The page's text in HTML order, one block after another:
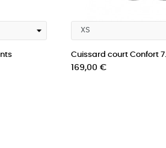
Cuissard court Confort
Prix
169,00 €